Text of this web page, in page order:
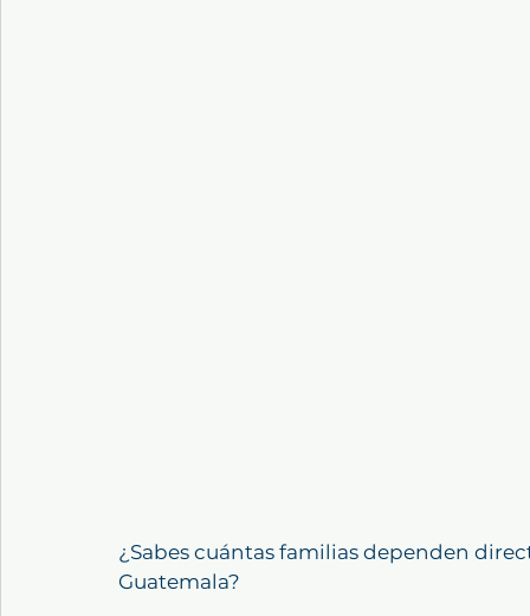
¿Sabes cuántas familias dependen
Guatemala?